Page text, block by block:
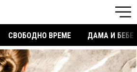
СВОБОДНО ВРЕМЕ ДАМА И БЕБЕ